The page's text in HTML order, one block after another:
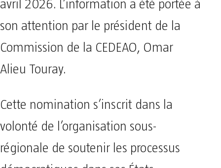
avril 2026. L’information a été portée à
son attention par le président de la
Commission de la CEDEAO, Omar
Alieu Touray.
Cette nomination s’inscrit dans la
volonté de l’organisation sous-
régionale de soutenir les processus